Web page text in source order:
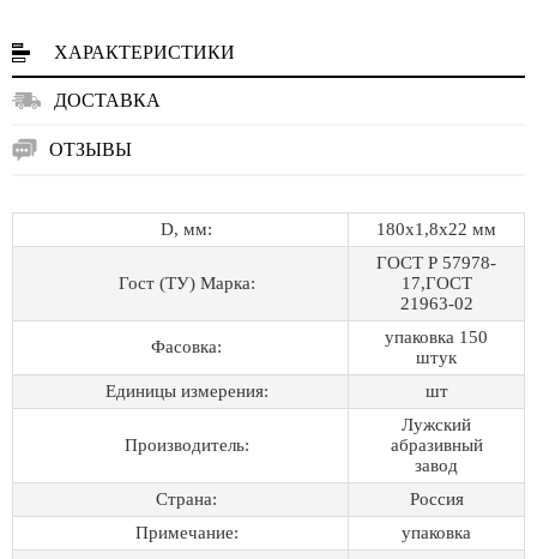
ХАРАКТЕРИСТИКИ
ДОСТАВКА
ОТЗЫВЫ
D, мм: 180х1,8х22 мм
Гост (ТУ) Марка:
ГОСТ Р 57978-
17,ГОСТ
21963-02
Фасовка:
упаковка 150
штук
Единицы измерения:
шт
Производитель:
Лужский
абразивный
завод
Страна:
Россия
Примечание:
упаковка